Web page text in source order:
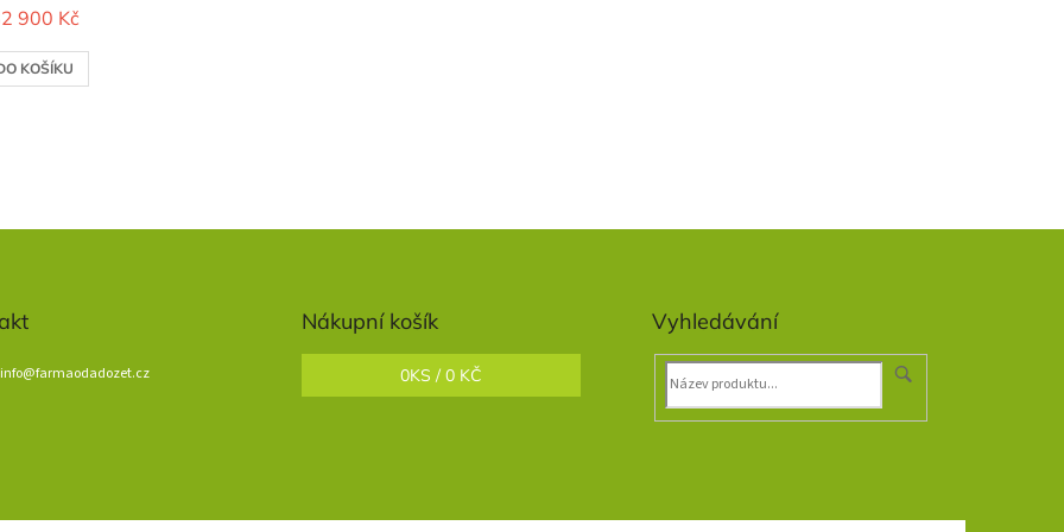
900 Kč
KOŠÍKU
info@farmaodadozet.cz
Nákupní košík
0KS /0 KČ
Vyhledávání